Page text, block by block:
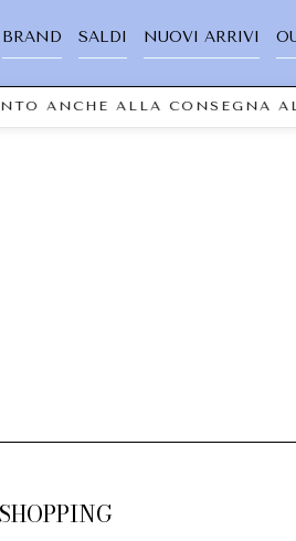
BRAND SALDI NUOVI ARRIVI
ANCHE ALLA CONSEGNA AL
SHOPPING